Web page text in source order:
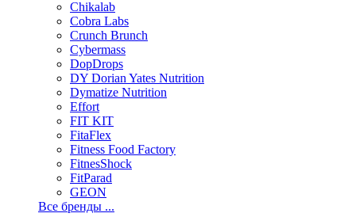
Chikalab
Cobra Labs
Crunch Brunch
Cybermass
DopDrops
DY Dorian Yates Nutrition
Dymatize Nutrition
Effort
FIT KIT
FitaFlex
Fitness Food Factory
FitnesShock
FitParad
GEON
Все бренды ...